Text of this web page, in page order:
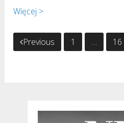
Więcej >
Stronicowanie
wpisów
Previous 1 … 16